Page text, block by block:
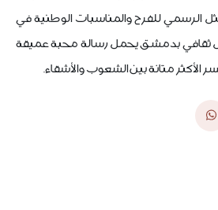
الرسمي للفرح والمناسبات الوطنية في
بدمشق يحمل رسالة محبة عميقة
الأكثر متانة بين الشعوب والأشقاء.